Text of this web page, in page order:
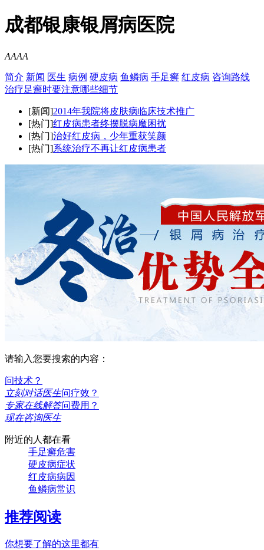
成都银康银屑病医院
AAAA
简介 新闻 医生 病例 硬皮病 鱼鳞病 手足癣 红皮病 咨询路线
治疗足癣时要注意哪些细节
[新闻]2014年我院将皮肤病临床技术推广
[热门]红皮病患者终摆脱病魔困扰
[热门]治好红皮病，少年重获笑颜
[热门]系统治疗不再让红皮病患者
请输入您要搜索的内容：
问技术？
立刻对话医生问疗效？
专家在线解答问费用？
现在咨询医生
附近的人都在看
手足癣危害
硬皮病症状
红皮病病因
鱼鳞病常识
推荐阅读
你想要了解的这里都有